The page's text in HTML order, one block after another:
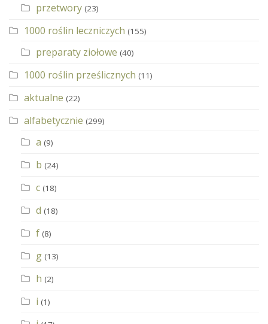
przetwory (23)
1000 roślin leczniczych (155)
preparaty ziołowe (40)
1000 roślin prześlicznych (11)
aktualne (22)
alfabetycznie (299)
a (9)
b (24)
c (18)
d (18)
f (8)
g (13)
h (2)
i (1)